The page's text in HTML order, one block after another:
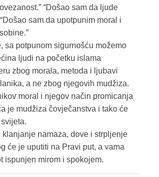
“Došao sam da ljude
sam da upotpunim moral i
sa potpunom sigurnošću možemo
ljudi na početku islama
zbog morala, metoda i ljubavi
a ne zbog njegovih mudžiza.
moral i njegov način promicanja
je mudžiza čovječanstva i tako će
klanjanje namaza, dove i strpljenje
će je uputiti na Pravi put, a vama
ispunjen mirom i spokojem.